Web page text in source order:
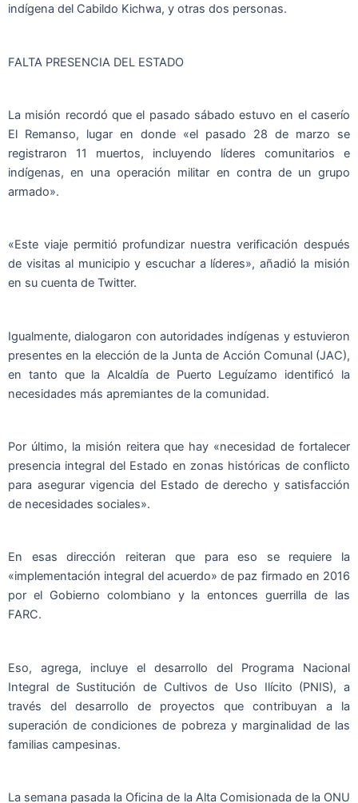
indígena del Cabildo Kichwa, y otras dos personas.
FALTA PRESENCIA DEL ESTADO
La misión recordó que el pasado sábado estuvo en el caserío
El Remanso, lugar en donde «el pasado 28 de marzo se
registraron 11 muertos, incluyendo líderes comunitarios e
indígenas, en una operación militar en contra de un grupo
armado».
«Este viaje permitió profundizar nuestra verificación después
de visitas al municipio y escuchar a líderes», añadió la misión
en su cuenta de Twitter.
Igualmente, dialogaron con autoridades indígenas y estuvieron
presentes en la elección de la Junta de Acción Comunal (JAC),
en tanto que la Alcaldía de Puerto Leguízamo identificó la
necesidades más apremiantes de la comunidad.
Por último, la misión reitera que hay «necesidad de fortalecer
presencia integral del Estado en zonas históricas de conflicto
para asegurar vigencia del Estado de derecho y satisfacción
de necesidades sociales».
En esas dirección reiteran que para eso se requiere la
«implementación integral del acuerdo» de paz firmado en 2016
por el Gobierno colombiano y la entonces guerrilla de las
FARC.
Eso, agrega, incluye el desarrollo del Programa Nacional
Integral de Sustitución de Cultivos de Uso Ilícito (PNIS), a
través del desarrollo de proyectos que contribuyan a la
superación de condiciones de pobreza y marginalidad de las
familias campesinas.
La semana pasada la Oficina de la Alta Comisionada de la ONU